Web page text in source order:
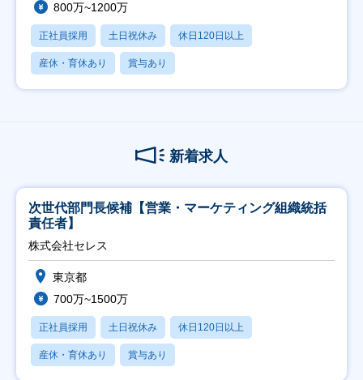
800万~1200万
正社員採用 土日祝休み 休日120日以上
産休・育休あり 賞与あり
新着求人
次世代部門長候補【営業・マーケティング組織統括
責任者】
株式会社セレス
東京都
700万~1500万
正社員採用 土日祝休み 休日120日以上
産休・育休あり 賞与あり